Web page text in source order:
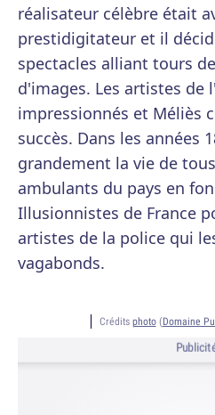
réalisateur célèbre était
prestidigitateur et il
spectacles alliant tours
d'images. Les artistes de
impressionnés et Méliès
succès. Dans les années
grandement la vie de
ambulants du pays en
Illusionnistes de France
artistes de la police qui
vagabonds.
Crédits photo(Domaine